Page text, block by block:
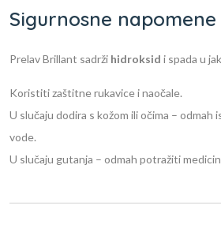
Sigurnosne napomene
Prelav Brillant sadrži hidroksid i spada u
Koristiti zaštitne rukavice i naočale.
U slučaju dodira s kožom ili očima – odmah
vode.
U slučaju gutanja – odmah potražiti